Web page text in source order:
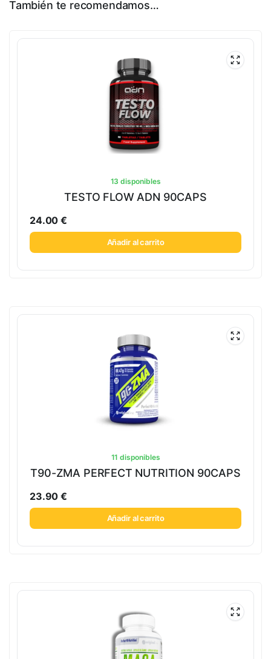
También te recomendamos…
13 disponibles
TESTO FLOW ADN 90CAPS
24.00€
Añadir al carrito
11 disponibles
T90-ZMA PERFECT NUTRITION 90CAPS
23.90€
Añadir al carrito